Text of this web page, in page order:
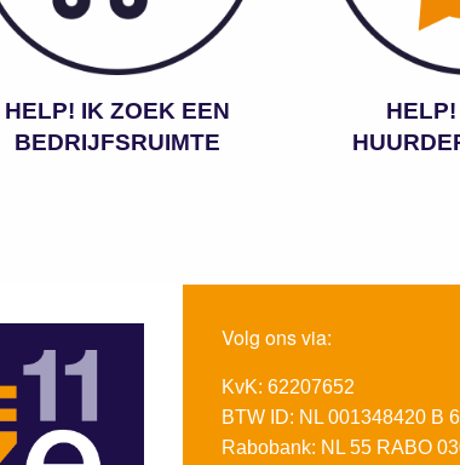
HELP! IK ZOEK EEN
BEDRIJFSRUIMTE
Volg ons via:
KvK: 62207652
BTW ID: NL 001348420 B
Rabobank: NL 55 RABO